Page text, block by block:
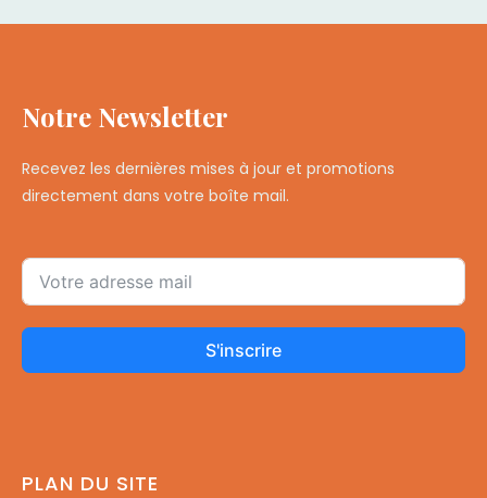
Notre Newsletter
Recevez les dernières mises à jour et promotions
directement dans votre boîte mail.
S'inscrire
PLAN DU SITE